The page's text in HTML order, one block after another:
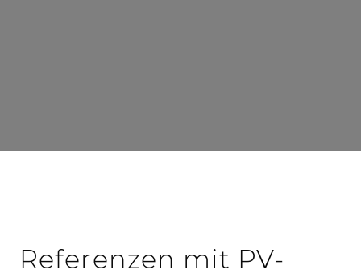
Referenzen mit PV-